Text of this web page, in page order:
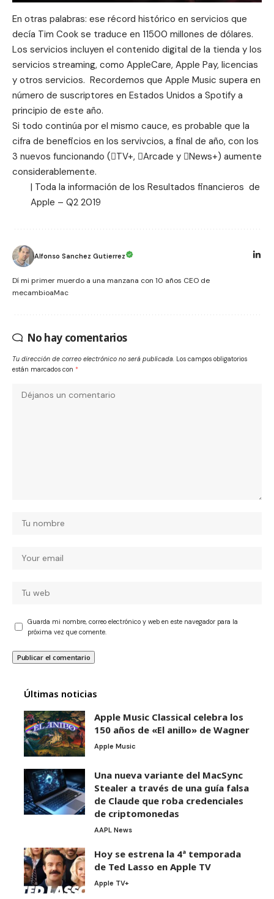
En otras palabras: ese récord histórico en servicios que
decía Tim Cook se traduce en 11500 millones de dólares.
Los servicios incluyen el contenido digital de la tienda y los
servicios streaming, como AppleCare, Apple Pay, licencias
y otros servicios. Recordemos que Apple Music supera en
número de suscriptores en Estados Unidos a Spotify a
principio de este año.
Si todo continúa por el mismo cauce, es probable que la
cifra de beneficios en los servivcios, a final de año, con los
3 nuevos funcionando (TV+, Arcade y News+) aumente
considerablemente.
| Toda la información de los Resultados financieros de
Apple – Q2 2019
Alfonso Sanchez Gutierrez
Dí mi primer muerdo a una manzana con 10 años CEO de
mecambioaMac
No hay comentarios
Tu dirección de correo electrónico no será publicada. Los campos obligatorios
están marcados con *
Guarda mi nombre, correo electrónico y web en este navegador para la
próxima vez que comente.
Últimas noticias
Apple Music Classical celebra los
150 años de «El anillo» de Wagner
Apple Music
Una nueva variante del MacSync
Stealer a través de una guía falsa
de Claude que roba credenciales
de criptomonedas
AAPL News
Hoy se estrena la 4ª temporada
de Ted Lasso en Apple TV
Apple TV+